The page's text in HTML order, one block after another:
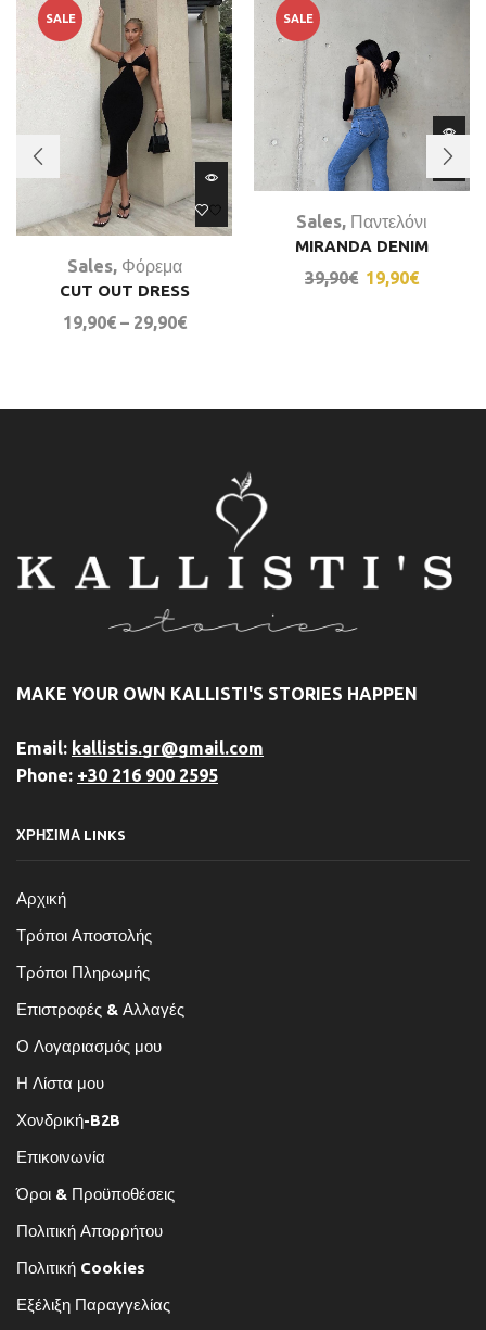
SALE
Sales, Φόρεμα
CUT OUT DRESS
19,90€ – 29,90€
SALE
Sales, Παντελόνι
MIRANDA DENIM
39,90€ 19,90€
MAKE YOUR OWN KALLISTI'S STORIES HAPPEN
Email: kallistis.gr@gmail.com
Phone: +30 216 900 2595
ΧΡΗΣΙΜΑ LINKS
Αρχική
Τρόποι Αποστολής
Τρόποι Πληρωμής
Επιστροφές & Αλλαγές
Ο Λογαριασμός μου
Η Λίστα μου
Χονδρική-B2B
Επικοινωνία
Όροι & Προϋποθέσεις
Πολιτική Απορρήτου
Πολιτική Cookies
Εξέλιξη Παραγγελίας